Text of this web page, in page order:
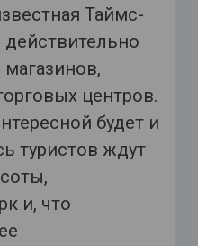
Таймс-
действительно
центров.
будет и
туристов ждут
и, что